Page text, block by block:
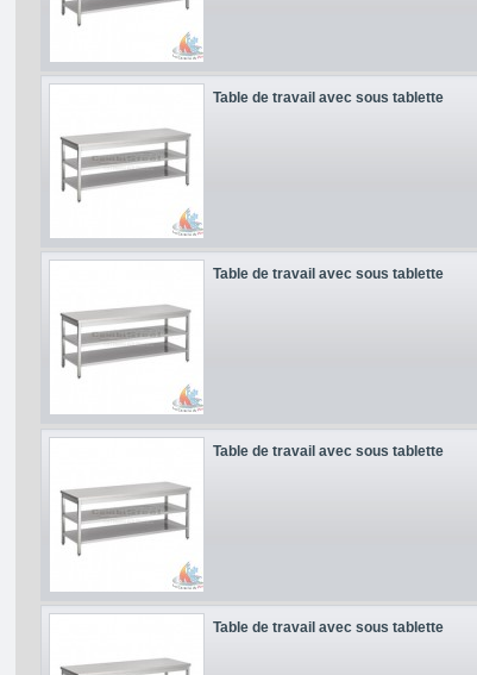
Table de travail avec sous tablette
Table de travail avec sous tablette
Table de travail avec sous tablette
Table de travail avec sous tablette